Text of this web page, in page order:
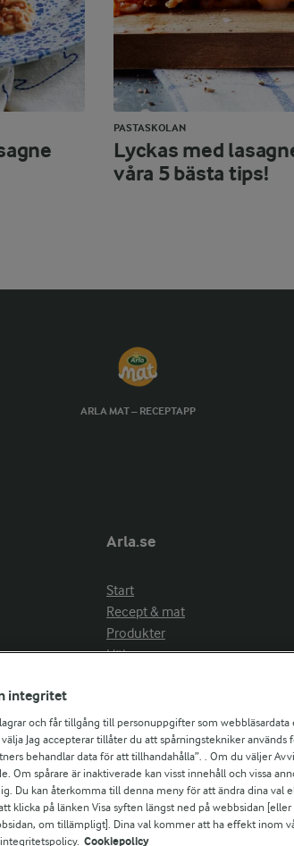
PASTASKOLAN
Lyckas med
våra 5 bästa tips!
ARLA MAT – RECEPTAPP
Arla.se
Start
Recept & mat
Produkter
Hälsa
Aktuellt
Om Arla
Nyheter & press
Jobb & karriär
Kontakta oss
integritet
och får tillgång till personuppgifter som
Jag accepterar tillåter du att spårningstekniker används
behandlar data för att tillhandahålla”. . Om du väljer
Om spårare är inaktiverade kan visst innehåll och vissa
Du kan återkomma till denna meny för att ändra dina val
klicka på länken Visa syften längst ned på webbsidan
om tillämpligt]. Dina val kommer att ha effekt inom
Cookiepolicy